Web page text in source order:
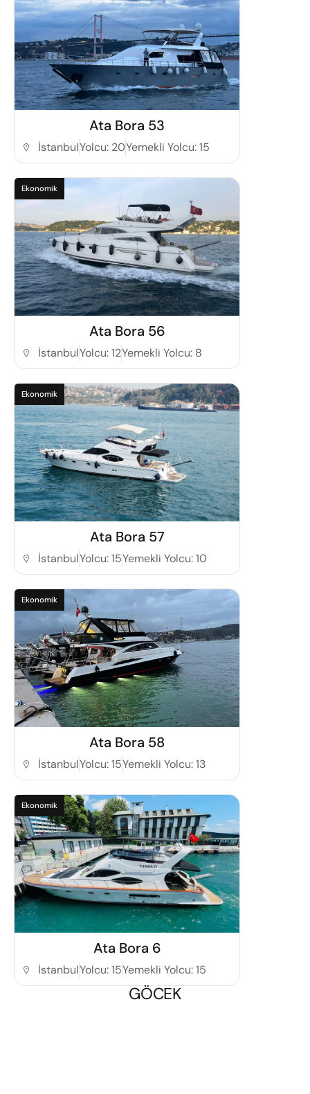
Detaylı İncele
Ata Bora 53
İstanbulYolcu: 20Yemekli Yolcu: 15
Detaylı İncele
Ekonomik
Ata Bora 56
İstanbulYolcu: 12Yemekli Yolcu: 8
Detaylı İncele
Ekonomik
Ata Bora 57
İstanbulYolcu: 15Yemekli Yolcu: 10
Detaylı İncele
Ekonomik
Ata Bora 58
İstanbulYolcu: 15Yemekli Yolcu: 13
Detaylı İncele
Ekonomik
Ata Bora 6
İstanbulYolcu: 15Yemekli Yolcu: 15
GÖCEK